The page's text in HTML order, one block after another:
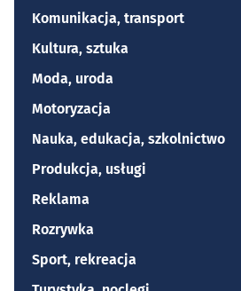
Komunikacja, transport
Kultura, sztuka
Moda, uroda
Motoryzacja
Nauka, edukacja, szkolnictwo
Produkcja, usługi
Reklama
Rozrywka
Sport, rekreacja